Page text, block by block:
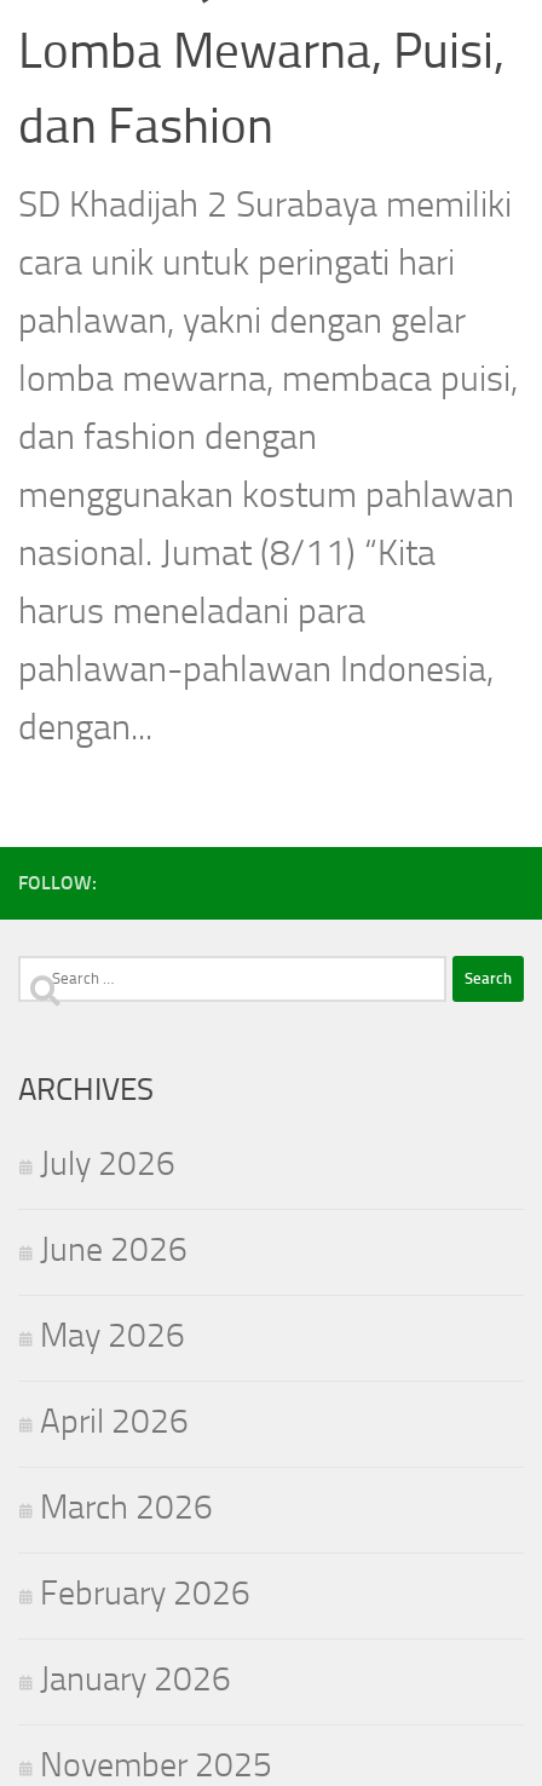
Lomba Mewarna, Puisi,
dan Fashion
SD Khadijah 2 Surabaya memiliki
cara unik untuk peringati hari
pahlawan, yakni dengan gelar
lomba mewarna, membaca puisi,
dan fashion dengan
menggunakan kostum pahlawan
nasional. Jumat (8/11) “Kita
harus meneladani para
pahlawan-pahlawan Indonesia,
dengan...
FOLLOW:
Search
ARCHIVES
July 2026
June 2026
May 2026
April 2026
March 2026
February 2026
January 2026
November 2025